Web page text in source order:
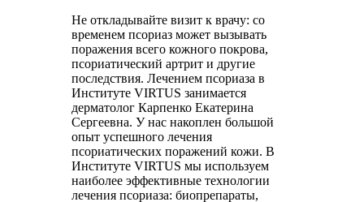
Не откладывайте визит к врачу: со
временем псориаз может вызывать
поражения всего кожного покрова,
псориатический артрит и другие
последствия. Лечением псориаза в
Институте VIRTUS занимается
дерматолог Карпенко Екатерина
Сергеевна. У нас накоплен большой
опыт успешного лечения
псориатических поражений кожи. В
Институте VIRTUS мы используем
наиболее эффективные технологии
лечения псориаза: биопрепараты,